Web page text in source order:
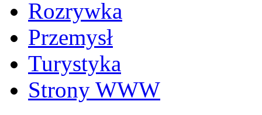
Rozrywka
Przemysł
Turystyka
Strony WWW